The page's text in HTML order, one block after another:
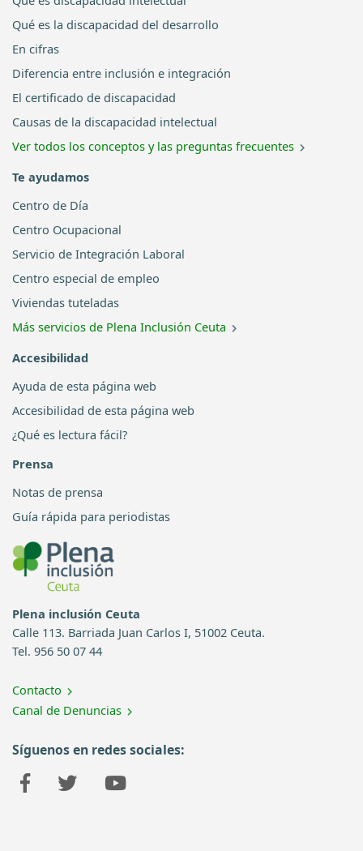
Qué es la discapacidad del desarrollo
En cifras
Diferencia entre inclusión e integración
El certificado de discapacidad
Causas de la discapacidad intelectual
Ver todos los conceptos y las preguntas frecuentes
Te ayudamos
Centro de Día
Centro Ocupacional
Servicio de Integración Laboral
Centro especial de empleo
Viviendas tuteladas
Más servicios de Plena Inclusión Ceuta
Accesibilidad
Ayuda de esta página web
Accesibilidad de esta página web
¿Qué es lectura fácil?
Prensa
Notas de prensa
Guía rápida para periodistas
Plena inclusión Ceuta
Calle 113. Barriada Juan Carlos I, 51002 Ceuta.
Tel. 956 50 07 44
Contacto
Canal de Denuncias
Síguenos en redes sociales: